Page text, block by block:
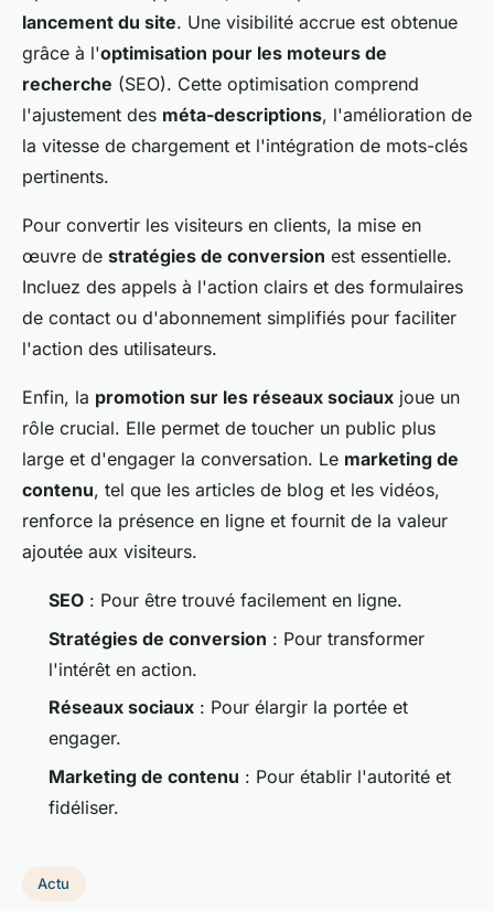
lancement du site. Une visibilité accrue est obtenue
grâce à l'optimisation pour les moteurs de
recherche (SEO). Cette optimisation comprend
l'ajustement des méta-descriptions, l'amélioration de
la vitesse de chargement et l'intégration de mots-clés
pertinents.
Pour convertir les visiteurs en clients, la mise en
œuvre de stratégies de conversion est essentielle.
Incluez des appels à l'action clairs et des formulaires
de contact ou d'abonnement simplifiés pour faciliter
l'action des utilisateurs.
Enfin, la promotion sur les réseaux sociaux joue un
rôle crucial. Elle permet de toucher un public plus
large et d'engager la conversation. Le marketing de
contenu, tel que les articles de blog et les vidéos,
renforce la présence en ligne et fournit de la valeur
ajoutée aux visiteurs.
SEO : Pour être trouvé facilement en ligne.
Stratégies de conversion : Pour transformer
l'intérêt en action.
Réseaux sociaux : Pour élargir la portée et
engager.
Marketing de contenu : Pour établir l'autorité et
fidéliser.
Actu